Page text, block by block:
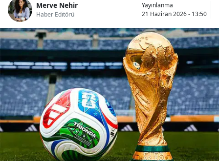
Merve Nehir
Haber Editörü
Yayınlanma
21 Haziran 2026 - 13:50